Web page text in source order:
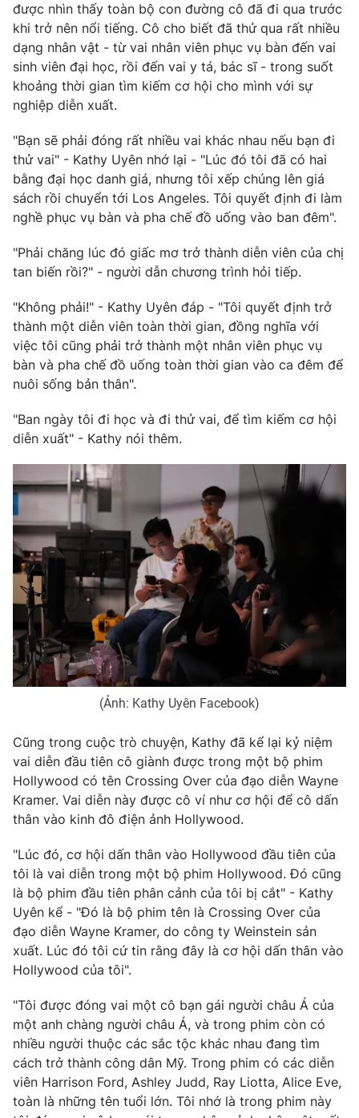
Góc doanh nghiệp
Truyền hình
Phim VTV
Hậu trường
Nhân vật
Khán giả
Giải sao mai
Giải trí
Điện ảnh
Sao
Đời sống
Du lịch
Làm đẹp
Chất lượng cuộc sống
Giáo dục
Tuyển sinh
Học trực tuyến
Công nghệ
Sản phẩm
Tư vấn
Giao lưu trực tuyến
Chuyên mục khác
Emagazine
Photo Infographic
Shorts video
VTV Money VTV Thể thao
VTV Sức khoẻ Bất động sản
Thị trường 24h Tấm lòng Việt
VTV4 Vươn mình bằng AI
VTV8
Liên hệ tòa soạn English
Theo dõi báo trên
Cơ quan chủ quản:Đài Truyền hình Việt Nam
Cơ quan báo chí:
Giấy phép hoạt động báo in và báo điện tử số 483/GP-BTTTT
cấp ngày 29/12/2023
Tổng Biên tập:Vũ Thanh Thủy
Phó Tổng Biên tập:Nguyễn Thị Mỹ Hạnh, Phạm Quốc Thắng,
Nguyễn Trọng Ninh
Tổng đài VTV:024.38 355 931 - 024.38 355 932
được nhìn thấy toàn bộ con đường cô đã đi qua trước
khi trở nên nổi tiếng. Cô cho biết đã thử qua rất nhiều
dạng nhân vật - từ vai nhân viên phục vụ bàn đến vai
sinh viên đại học, rồi đến vai y tá, bác sĩ - trong suốt
khoảng thời gian tìm kiếm cơ hội cho mình với sự
nghiệp diễn xuất.
"Bạn sẽ phải đóng rất nhiều vai khác nhau nếu bạn đi
thử vai" - Kathy Uyên nhớ lại - "Lúc đó tôi đã có hai
bằng đại học danh giá, nhưng tôi xếp chúng lên giá
sách rồi chuyển tới Los Angeles. Tôi quyết định đi làm
nghề phục vụ bàn và pha chế đồ uống vào ban đêm".
"Phải chăng lúc đó giấc mơ trở thành diễn viên của chị
tan biến rồi?" - người dẫn chương trình hỏi tiếp.
"Không phải!" - Kathy Uyên đáp - "Tôi quyết định trở
thành một diễn viên toàn thời gian, đồng nghĩa với
việc tôi cũng phải trở thành một nhân viên phục vụ
bàn và pha chế đồ uống toàn thời gian vào ca đêm để
nuôi sống bản thân".
"Ban ngày tôi đi học và đi thử vai, để tìm kiếm cơ hội
diễn xuất" - Kathy nói thêm.
(Ảnh: Kathy Uyên Facebook)
Cũng trong cuộc trò chuyện, Kathy đã kể lại kỷ niệm
vai diễn đầu tiên cô giành được trong một bộ phim
Hollywood có tên Crossing Over của đạo diễn Wayne
Kramer. Vai diễn này được cô ví như cơ hội để cô dấn
thân vào kinh đô điện ảnh Hollywood.
"Lúc đó, cơ hội dấn thân vào Hollywood đầu tiên của
tôi là vai diễn trong một bộ phim Hollywood. Đó cũng
là bộ phim đầu tiên phân cảnh của tôi bị cắt" - Kathy
Uyên kể - "Đó là bộ phim tên là Crossing Over của
đạo diễn Wayne Kramer, do công ty Weinstein sản
xuất. Lúc đó tôi cứ tin rằng đây là cơ hội dấn thân vào
Hollywood của tôi".
"Tôi được đóng vai một cô bạn gái người châu Á của
một anh chàng người châu Á, và trong phim còn có
nhiều người thuộc các sắc tộc khác nhau đang tìm
cách trở thành công dân Mỹ. Trong phim có các diễn
viên Harrison Ford, Ashley Judd, Ray Liotta, Alice Eve,
toàn là những tên tuổi lớn. Tôi nhớ là trong phim này